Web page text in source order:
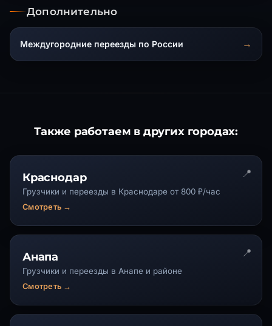
Дополнительно
Междугородние переезды по России
Также работаем в других городах:
Краснодар
Грузчики и переезды в Краснодаре от 800 ₽/час
Смотреть →
Анапа
Грузчики и переезды в Анапе и районе
Смотреть →
Подтвердить